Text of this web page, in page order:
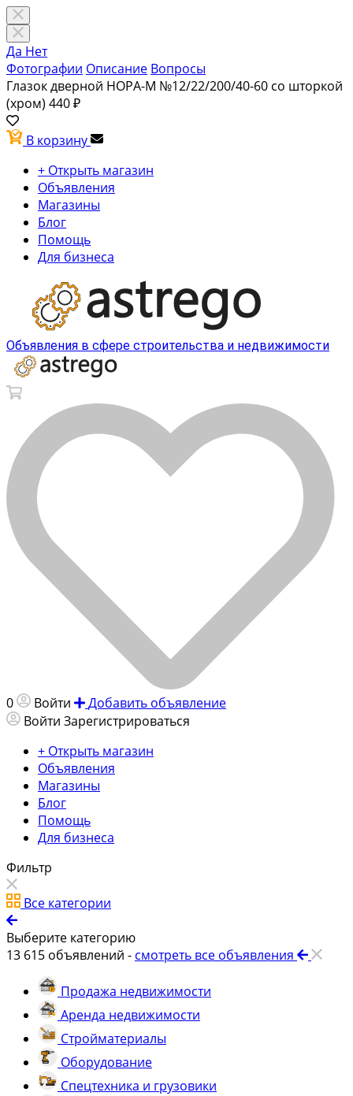
Да Нет
Фотографии Описание Вопросы
Глазок дверной НОРА-М №12/22/200/40-60 со шторкой
(хром) 440 ₽
В корзину
+ Открыть магазин
Объявления
Магазины
Блог
Помощь
Для бизнеса
Объявления в сфере строительства и недвижимости
0 Войти
Добавить объявление
Войти Зарегистрироваться
+ Открыть магазин
Объявления
Магазины
Блог
Помощь
Для бизнеса
Фильтр
Все категории
Выберите категорию
13 615 объявлений - смотреть все объявления
Продажа недвижимости
Аренда недвижимости
Стройматериалы
Оборудование
Спецтехника и грузовики